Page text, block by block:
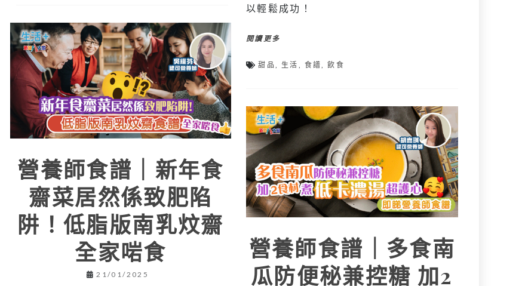
以輕鬆成功！
閱讀更多
甜品 生活 食譜 ,飲食
營養師食譜｜新年食
齋菜居然係致肥陷
阱！低脂版南乳炆齋
全家啱食
21/01/2025
營養師食譜｜多食南
瓜防便秘兼控糖 加2